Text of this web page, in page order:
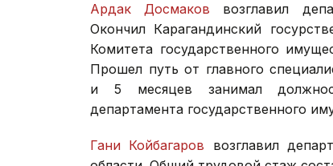
Ардак Досмаков возглавил
Окончил Карагандинский
Комитета государственного
Прошел путь от главного
и 5 месяцев занимал
департамента государственного
Гани Койбагаров возглавил